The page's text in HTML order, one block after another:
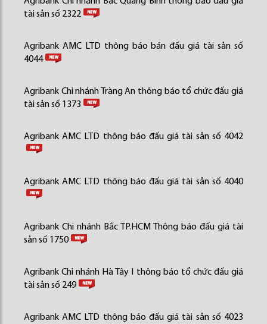
tài sản số 2322
Agribank AMC LTD thông báo bán đấu giá tài sản số
4044
Agribank Chi nhánh Tràng An thông báo tổ chức đấu giá
tài sản số 1373
Agribank AMC LTD thông báo đấu giá tài sản số 4042
Agribank AMC LTD thông báo đấu giá tài sản số 4040
Agribank Chi nhánh Bắc TP.HCM Thông báo đấu giá tài
sản số 1750
Agribank Chi nhánh Hà Tây I thông báo tổ chức đấu giá
tài sản số 249
Agribank AMC LTD thông báo đấu giá tài sản số 4023